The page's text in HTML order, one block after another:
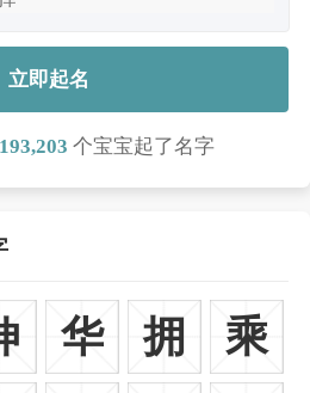
立即起名
193,203 个宝宝起了名字
华 拥
乘